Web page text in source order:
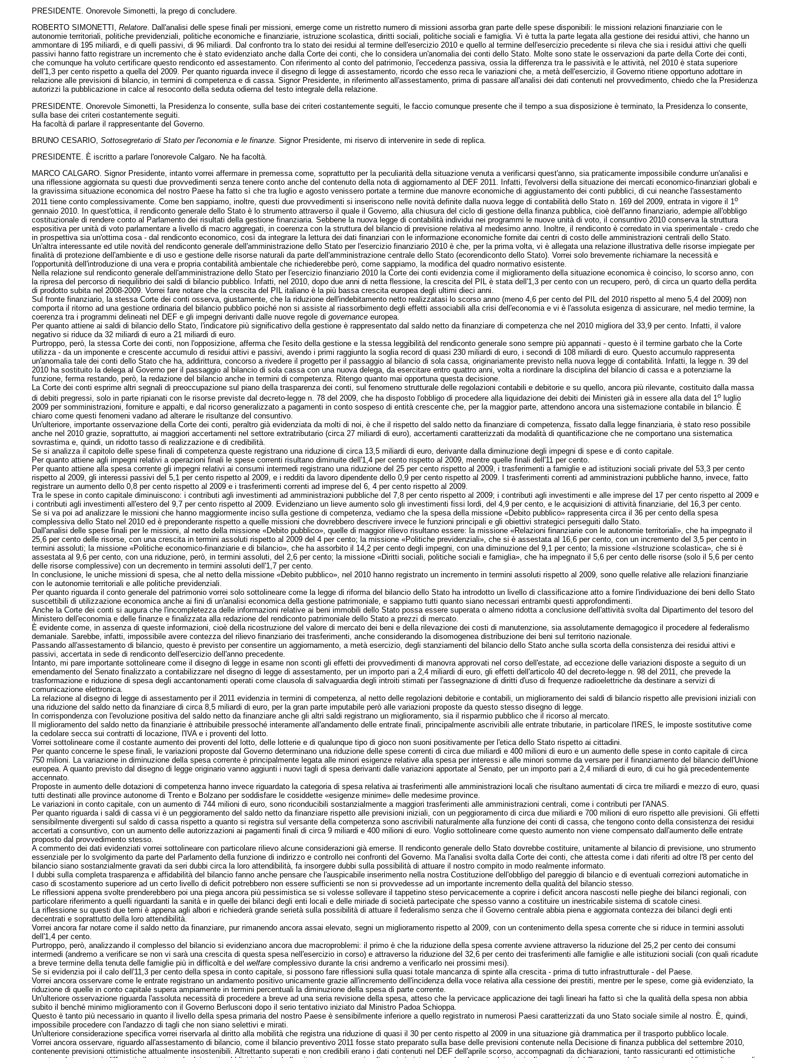
PRESIDENTE. Onorevole Simonetti, la prego di concludere.
ROBERTO SIMONETTI, Relatore. Dall'analisi delle spese finali per missioni, emerge come un ristretto numero di missioni assorba gran parte delle spese disponibili: le missioni relazioni finanziarie con le
autonomie territoriali, politiche previdenziali, politiche economiche e finanziarie, istruzione scolastica, diritti sociali, politiche sociali e famiglia. Vi è tutta la parte legata alla gestione dei residui attivi, che hanno un
ammontare di 195 miliardi, e di quelli passivi, di 96 miliardi. Dal confronto tra lo stato dei residui al termine dell'esercizio 2010 e quello al termine dell'esercizio precedente si rileva che sia i residui attivi che quelli
passivi hanno fatto registrare un incremento che è stato evidenziato anche dalla Corte dei conti, che lo considera un'anomalia dei conti dello Stato. Molte sono state le osservazioni da parte della Corte dei conti,
che comunque ha voluto certificare questo rendiconto ed assestamento. Con riferimento al conto del patrimonio, l'eccedenza passiva, ossia la differenza tra le passività e le attività, nel 2010 è stata superiore
dell'1,3 per cento rispetto a quella del 2009. Per quanto riguarda invece il disegno di legge di assestamento, ricordo che esso reca le variazioni che, a metà dell'esercizio, il Governo ritiene opportuno adottare in
relazione alle previsioni di bilancio, in termini di competenza e di cassa. Signor Presidente, in riferimento all'assestamento, prima di passare all'analisi dei dati contenuti nel provvedimento, chiedo che la Presidenza
autorizzi la pubblicazione in calce al resoconto della seduta odierna del testo integrale della relazione.
PRESIDENTE. Onorevole Simonetti, la Presidenza lo consente, sulla base dei criteri costantemente seguiti, le faccio comunque presente che il tempo a sua disposizione è terminato, la Presidenza lo consente,
sulla base dei criteri costantemente seguiti.
Ha facoltà di parlare il rappresentante del Governo.
BRUNO CESARIO, Sottosegretario di Stato per l'economia e le finanze. Signor Presidente, mi riservo di intervenire in sede di replica.
PRESIDENTE. È iscritto a parlare l'onorevole Calgaro. Ne ha facoltà.
MARCO CALGARO. Signor Presidente, intanto vorrei affermare in premessa come, soprattutto per la peculiarità della situazione venuta a verificarsi quest'anno, sia praticamente impossibile condurre un'analisi e
una riflessione aggiornata su questi due provvedimenti senza tenere conto anche del contenuto della nota di aggiornamento al DEF 2011. Infatti, l'evolversi della situazione dei mercati economico-finanziari globali e
la gravissima situazione economica del nostro Paese ha fatto sì che tra luglio e agosto venissero portate a termine due manovre economiche di aggiustamento dei conti pubblici, di cui neanche l'assestamento
2011 tiene conto complessivamente. Come ben sappiamo, inoltre, questi due provvedimenti si inseriscono nelle novità definite dalla nuova legge di contabilità dello Stato n. 169 del 2009, entrata in vigore il 1o
gennaio 2010. In quest'ottica, il rendiconto generale dello Stato è lo strumento attraverso il quale il Governo, alla chiusura del ciclo di gestione della finanza pubblica, cioè dell'anno finanziario, adempie all'obbligo
costituzionale di rendere conto al Parlamento dei risultati della gestione finanziaria. Sebbene la nuova legge di contabilità individui nei programmi le nuove unità di voto, il consuntivo 2010 conserva la struttura
espositiva per unità di voto parlamentare a livello di macro aggregati, in coerenza con la struttura del bilancio di previsione relativa al medesimo anno. Inoltre, il rendiconto è corredato in via sperimentale - credo che
in prospettiva sia un'ottima cosa - dal rendiconto economico, così da integrare la lettura dei dati finanziari con le informazione economiche fornite dai centri di costo delle amministrazioni centrali dello Stato.
Un'altra interessante ed utile novità del rendiconto generale dell'amministrazione dello Stato per l'esercizio finanziario 2010 è che, per la prima volta, vi è allegata una relazione illustrativa delle risorse impiegate per
finalità di protezione dell'ambiente e di uso e gestione delle risorse naturali da parte dell'amministrazione centrale dello Stato (ecorendiconto dello Stato). Vorrei solo brevemente richiamare la necessità e
l'opportunità dell'introduzione di una vera e propria contabilità ambientale che richiederebbe però, come sappiamo, la modifica del quadro normativo esistente.
Nella relazione sul rendiconto generale dell'amministrazione dello Stato per l'esercizio finanziario 2010 la Corte dei conti evidenzia come il miglioramento della situazione economica è coinciso, lo scorso anno, con
la ripresa del percorso di riequilibrio dei saldi di bilancio pubblico. Infatti, nel 2010, dopo due anni di netta flessione, la crescita del PIL è stata dell'1,3 per cento con un recupero, però, di circa un quarto della perdita
di prodotto subita nel 2008-2009. Vorrei fare notare che la crescita del PIL italiano è la più bassa crescita europea degli ultimi dieci anni.
Sul fronte finanziario, la stessa Corte dei conti osserva, giustamente, che la riduzione dell'indebitamento netto realizzatasi lo scorso anno (meno 4,6 per cento del PIL del 2010 rispetto al meno 5,4 del 2009) non
comporta il ritorno ad una gestione ordinaria del bilancio pubblico poiché non si assiste al riassorbimento degli effetti associabili alla crisi dell'economia e vi è l'assoluta esigenza di assicurare, nel medio termine, la
coerenza tra i programmi delineati nel DEF e gli impegni derivanti dalle nuove regole di governanceeuropea.
Per quanto attiene ai saldi di bilancio dello Stato, l'indicatore più significativo della gestione è rappresentato dal saldo netto da finanziare di competenza che nel 2010 migliora del 33,9 per cento. Infatti, il valore
negativo si riduce da 32 miliardi di euro a 21 miliardi di euro.
Purtroppo, però, la stessa Corte dei conti, non l'opposizione, afferma che l'esito della gestione e la stessa leggibilità del rendiconto generale sono sempre più appannati - questo è il termine garbato che la Corte
utilizza - da un imponente e crescente accumulo di residui attivi e passivi, avendo i primi raggiunto la soglia record di quasi 230 miliardi di euro, i secondi di 108 miliardi di euro. Questo accumulo rappresenta
un'anomalia tale dei conti dello Stato che ha, addirittura, concorso a rivedere il progetto per il passaggio al bilancio di sola cassa, originariamente previsto nella nuova legge di contabilità. Infatti, la legge n. 39 del
2010 ha sostituito la delega al Governo per il passaggio al bilancio di sola cassa con una nuova delega, da esercitare entro quattro anni, volta a riordinare la disciplina del bilancio di cassa e a potenziarne la
funzione, ferma restando, però, la redazione del bilancio anche in termini di competenza. Ritengo quanto mai opportuna questa decisione.
La Corte dei conti esprime altri segnali di preoccupazione sul piano della trasparenza dei conti, sul fenomeno strutturale delle regolazioni contabili e debitorie e su quello, ancora più rilevante, costituito dalla massa
di debiti pregressi, solo in parte ripianati con le risorse previste dal decreto-legge n. 78 del 2009, che ha disposto l'obbligo di procedere alla liquidazione dei debiti dei Ministeri già in essere alla data del 1 oluglio
2009 per somministrazioni, forniture e appalti, e dal ricorso generalizzato a pagamenti in conto sospeso di entità crescente che, per la maggior parte, attendono ancora una sistemazione contabile in bilancio. È
chiaro come questi fenomeni vadano ad alterare le risultanze del consuntivo.
Un'ulteriore, importante osservazione della Corte dei conti, peraltro già evidenziata da molti di noi, è che il rispetto del saldo netto da finanziare di competenza, fissato dalla legge finanziaria, è stato reso possibile
anche nel 2010 grazie, soprattutto, ai maggiori accertamenti nel settore extratributario (circa 27 miliardi di euro), accertamenti caratterizzati da modalità di quantificazione che ne comportano una sistematica
sovrastima e, quindi, un ridotto tasso di realizzazione e di credibilità.
Se si analizza il capitolo delle spese finali di competenza queste registrano una riduzione di circa 13,5 miliardi di euro, derivante dalla diminuzione degli impegni di spese e di conto capitale.
Per quanto attiene agli impegni relativi a operazioni finali le spese correnti risultano diminuite dell'1,4 per cento rispetto al 2009, mentre quelle finali dell'11 per cento.
Per quanto attiene alla spesa corrente gli impegni relativi ai consumi intermedi registrano una riduzione del 25 per cento rispetto al 2009, i trasferimenti a famiglie e ad istituzioni sociali private del 53,3 per cento
rispetto al 2009, gli interessi passivi del 5,1 per cento rispetto al 2009, e i redditi da lavoro dipendente dello 0,9 per cento rispetto al 2009. I trasferimenti correnti ad amministrazioni pubbliche hanno, invece, fatto
registrare un aumento dello 0,8 per cento rispetto al 2009 e i trasferimenti correnti ad imprese del 6, 4 per cento rispetto al 2009.
Tra le spese in conto capitale diminuiscono: i contributi agli investimenti ad amministrazioni pubbliche del 7,8 per cento rispetto al 2009; i contributi agli investimenti e alle imprese del 17 per cento rispetto al 2009 e
i contributi agli investimenti all'estero del 9,7 per cento rispetto al 2009. Evidenziano un lieve aumento solo gli investimenti fissi lordi, del 4,9 per cento, e le acquisizioni di attività finanziarie, del 16,3 per cento.
Se si va poi ad analizzare le missioni che hanno maggiormente inciso sulla gestione di competenza, vediamo che la spesa della missione «Debito pubblico» rappresenta circa il 36 per cento della spesa
complessiva dello Stato nel 2010 ed è preponderante rispetto a quelle missioni che dovrebbero descrivere invece le funzioni principali e gli obiettivi strategici perseguiti dallo Stato.
Dall'analisi delle spese finali per le missioni, al netto della missione «Debito pubblico», quelle di maggior rilievo risultano essere: la missione «Relazioni finanziarie con le autonomie territoriali», che ha impegnato il
25,6 per cento delle risorse, con una crescita in termini assoluti rispetto al 2009 del 4 per cento; la missione «Politiche previdenziali», che si è assestata al 16,6 per cento, con un incremento del 3,5 per cento in
termini assoluti; la missione «Politiche economico-finanziarie e di bilancio», che ha assorbito il 14,2 per cento degli impegni, con una diminuzione del 9,1 per cento; la missione «Istruzione scolastica», che si è
assestata al 9,6 per cento, con una riduzione, però, in termini assoluti, del 2,6 per cento; la missione «Diritti sociali, politiche sociali e famiglia», che ha impegnato il 5,6 per cento delle risorse (solo il 5,6 per cento
delle risorse complessive) con un decremento in termini assoluti dell'1,7 per cento.
In conclusione, le uniche missioni di spesa, che al netto della missione «Debito pubblico», nel 2010 hanno registrato un incremento in termini assoluti rispetto al 2009, sono quelle relative alle relazioni finanziarie
con le autonomie territoriali e alle politiche previdenziali.
Per quanto riguarda il conto generale del patrimonio vorrei solo sottolineare come la legge di riforma del bilancio dello Stato ha introdotto un livello di classificazione atto a fornire l'individuazione dei beni dello Stato
suscettibili di utilizzazione economica anche ai fini di un'analisi economica della gestione patrimoniale, e sappiamo tutti quanto siano necessari entrambi questi approfondimenti.
Anche la Corte dei conti si augura che l'incompletezza delle informazioni relative ai beni immobili dello Stato possa essere superata o almeno ridotta a conclusione dell'attività svolta dal Dipartimento del tesoro del
Ministero dell'economia e delle finanze e finalizzata alla redazione del rendiconto patrimoniale dello Stato a prezzi di mercato.
È evidente come, in assenza di queste informazioni, cioè della ricostruzione del valore di mercato dei beni e della rilevazione dei costi di manutenzione, sia assolutamente demagogico il procedere al federalismo
demaniale. Sarebbe, infatti, impossibile avere contezza del rilievo finanziario dei trasferimenti, anche considerando la disomogenea distribuzione dei beni sul territorio nazionale.
Passando all'assestamento di bilancio, questo è previsto per consentire un aggiornamento, a metà esercizio, degli stanziamenti del bilancio dello Stato anche sulla scorta della consistenza dei residui attivi e
passivi, accertata in sede di rendiconto dell'esercizio dell'anno precedente.
Intanto, mi pare importante sottolineare come il disegno di legge in esame non sconti gli effetti dei provvedimenti di manovra approvati nel corso dell'estate, ad eccezione delle variazioni disposte a seguito di un
emendamento del Senato finalizzato a contabilizzare nel disegno di legge di assestamento, per un importo pari a 2,4 miliardi di euro, gli effetti dell'articolo 40 del decreto-legge n. 98 del 2011, che prevede la
trasformazione e riduzione di spesa degli accantonamenti operati come clausola di salvaguardia degli introiti stimati per l'assegnazione di diritti d'uso di frequenze radioelettriche da destinare a servizi di
comunicazione elettronica.
La relazione al disegno di legge di assestamento per il 2011 evidenzia in termini di competenza, al netto delle regolazioni debitorie e contabili, un miglioramento dei saldi di bilancio rispetto alle previsioni iniziali con
una riduzione del saldo netto da finanziare di circa 8,5 miliardi di euro, per la gran parte imputabile però alle variazioni proposte da questo stesso disegno di legge.
In corrispondenza con l'evoluzione positiva del saldo netto da finanziare anche gli altri saldi registrano un miglioramento, sia il risparmio pubblico che il ricorso al mercato.
Il miglioramento del saldo netto da finanziarie è attribuibile pressoché interamente all'andamento delle entrate finali, principalmente ascrivibili alle entrate tributarie, in particolare l'IRES, le imposte sostitutive come
la cedolare secca sui contratti di locazione, l'IVA e i proventi del lotto.
Vorrei sottolineare come il costante aumento dei proventi del lotto, delle lotterie e di qualunque tipo di gioco non suoni positivamente per l'etica dello Stato rispetto ai cittadini.
Per quanto concerne le spese finali, le variazioni proposte dal Governo determinano una riduzione delle spese correnti di circa due miliardi e 400 milioni di euro e un aumento delle spese in conto capitale di circa
750 milioni. La variazione in diminuzione della spesa corrente è principalmente legata alle minori esigenze relative alla spesa per interessi e alle minori somme da versare per il finanziamento del bilancio dell'Unione
europea. A quanto previsto dal disegno di legge originario vanno aggiunti i nuovi tagli di spesa derivanti dalle variazioni apportate al Senato, per un importo pari a 2,4 miliardi di euro, di cui ho già precedentemente
accennato.
Proposte in aumento delle dotazioni di competenza hanno invece riguardato la categoria di spesa relativa ai trasferimenti alle amministrazioni locali che risultano aumentati di circa tre miliardi e mezzo di euro, quasi
tutti destinati alle province autonome di Trento e Bolzano per soddisfare le cosiddette «esigenze minime» delle medesime province.
Le variazioni in conto capitale, con un aumento di 744 milioni di euro, sono riconducibili sostanzialmente a maggiori trasferimenti alle amministrazioni centrali, come i contributi per l'ANAS.
Per quanto riguarda i saldi di cassa vi è un peggioramento del saldo netto da finanziare rispetto alle previsioni iniziali, con un peggioramento di circa due miliardi e 700 milioni di euro rispetto alle previsioni. Gli effetti
sensibilmente divergenti sul saldo di cassa rispetto a quanto si registra sul versante della competenza sono ascrivibili naturalmente alla funzione dei conti di cassa, che tengono conto della consistenza dei residui
accertati a consuntivo, con un aumento delle autorizzazioni ai pagamenti finali di circa 9 miliardi e 400 milioni di euro. Voglio sottolineare come questo aumento non viene compensato dall'aumento delle entrate
proposto dal provvedimento stesso.
A commento dei dati evidenziati vorrei sottolineare con particolare rilievo alcune considerazioni già emerse. Il rendiconto generale dello Stato dovrebbe costituire, unitamente al bilancio di previsione, uno strumento
essenziale per lo svolgimento da parte del Parlamento della funzione di indirizzo e controllo nei confronti del Governo. Ma l'analisi svolta dalla Corte dei conti, che attesta come i dati riferiti ad oltre l'8 per cento del
bilancio siano sostanzialmente gravati da seri dubbi circa la loro attendibilità, fa insorgere dubbi sulla possibilità di attuare il nostro compito in modo realmente informato.
I dubbi sulla completa trasparenza e affidabilità del bilancio fanno anche pensare che l'auspicabile inserimento nella nostra Costituzione dell'obbligo del pareggio di bilancio e di eventuali correzioni automatiche in
caso di scostamento superiore ad un certo livello di deficit potrebbero non essere sufficienti se non si provvedesse ad un importante incremento della qualità del bilancio stesso.
Le riflessioni appena svolte prenderebbero poi una piega ancora più pessimistica se si volesse sollevare il tappetino steso pervicacemente a coprire i deficit ancora nascosti nelle pieghe dei bilanci regionali, con
particolare riferimento a quelli riguardanti la sanità e in quelle dei bilanci degli enti locali e delle miriade di società partecipate che spesso vanno a costituire un inestricabile sistema di scatole cinesi.
La riflessione su questi due temi è appena agli albori e richiederà grande serietà sulla possibilità di attuare il federalismo senza che il Governo centrale abbia piena e aggiornata contezza dei bilanci degli enti
decentrati e soprattutto della loro attendibilità.
Vorrei ancora far notare come il saldo netto da finanziare, pur rimanendo ancora assai elevato, segni un miglioramento rispetto al 2009, con un contenimento della spesa corrente che si riduce in termini assoluti
dell'1,4 per cento.
Purtroppo, però, analizzando il complesso del bilancio si evidenziano ancora due macroproblemi: il primo è che la riduzione della spesa corrente avviene attraverso la riduzione del 25,2 per cento dei consumi
intermedi (andremo a verificare se non vi sarà una crescita di questa spesa nell'esercizio in corso) e attraverso la riduzione del 32,6 per cento dei trasferimenti alle famiglie e alle istituzioni sociali (con quali ricadute
a breve termine della tenuta delle famiglie più in difficoltà e del welfarecomplessivo durante la crisi andremo a verificarlo nei prossimi mesi).
Se si evidenzia poi il calo dell'11,3 per cento della spesa in conto capitale, si possono fare riflessioni sulla quasi totale mancanza di spinte alla crescita - prima di tutto infrastrutturale - del Paese.
Vorrei ancora osservare come le entrate registrano un andamento positivo unicamente grazie all'incremento dell'incidenza della voce relativa alla cessione dei prestiti, mentre per le spese, come già evidenziato, la
riduzione di quelle in conto capitale supera ampiamente in termini percentuali la diminuzione della spesa di parte corrente.
Un'ulteriore osservazione riguarda l'assoluta necessità di procedere a breve ad una seria revisione della spesa, atteso che la pervicace applicazione dei tagli lineari ha fatto sì che la qualità della spesa non abbia
subito il benché minimo miglioramento con il Governo Berlusconi dopo il serio tentativo iniziato dal Ministro Padoa Schioppa.
Questo è tanto più necessario in quanto il livello della spesa primaria del nostro Paese è sensibilmente inferiore a quello registrato in numerosi Paesi caratterizzati da uno Stato sociale simile al nostro. È, quindi,
impossibile procedere con l'andazzo di tagli che non siano selettivi e mirati.
Un'ulteriore considerazione specifica vorrei riservarla al diritto alla mobilità che registra una riduzione di quasi il 30 per cento rispetto al 2009 in una situazione già drammatica per il trasporto pubblico locale.
Vorrei ancora osservare, riguardo all'assestamento di bilancio, come il bilancio preventivo 2011 fosse stato preparato sulla base delle previsioni contenute nella Decisione di finanza pubblica del settembre 2010,
contenente previsioni ottimistiche attualmente insostenibili. Altrettanto superati e non credibili erano i dati contenuti nel DEF dell'aprile scorso, accompagnati da dichiarazioni, tanto rassicuranti ed ottimistiche